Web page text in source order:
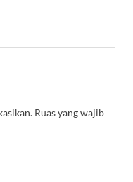
Ruas yang wajib